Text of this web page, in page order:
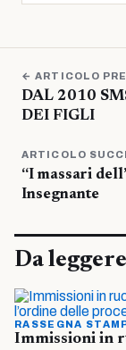
← ARTICOLO
DAL 2010
DEI FIGLI
ARTICOLO
“I massari
Insegnante
Da
RASSEGNA
Immissioni in